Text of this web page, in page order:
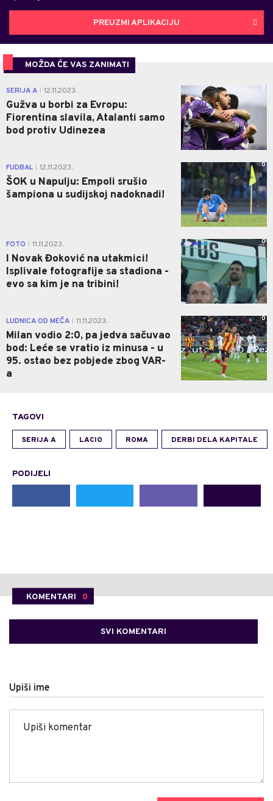
PREUZMI APLIKACIJU
MOŽDA ĆE VAS ZANIMATI
SERIJA A 12.11.2023.
Gužva u borbi za Evropu:
Fiorentina slavila, Atalanti samo
bod protiv Udinezea
0
FUDBAL 12.11.2023.
ŠOK u Napulju: Empoli srušio
šampiona u sudijskoj nadoknadi!
0
FOTO 11.11.2023.
I Novak Đoković na utakmici!
Isplivale fotografije sa stadiona -
evo sa kim je na tribini!
0
LUDNICA OD MEČA 11.11.2023.
Milan vodio 2:0, pa jedva sačuvao
bod: Leće se vratio iz minusa - u
95. ostao bez pobjede zbog VAR-
a
0
TAGOVI
SERIJA A LACIO ROMA DERBI DELA KAPITALE
PODIJELI
KOMENTARI 0
SVI KOMENTARI
Upiši ime